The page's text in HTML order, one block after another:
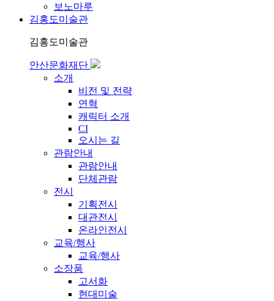
보노마루
김홍도미술관
김홍도미술관
안산문화재단
소개
비전 및 전략
연혁
캐릭터 소개
CI
오시는 길
관람안내
관람안내
단체관람
전시
기획전시
대관전시
온라인전시
교육/행사
교육/행사
소장품
고서화
현대미술